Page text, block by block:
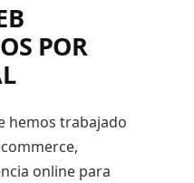
POR
hemos trabajado
online para